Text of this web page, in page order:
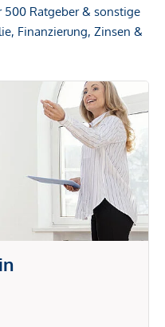
Ratgeber & sonstige
Finanzierung, Zinsen &